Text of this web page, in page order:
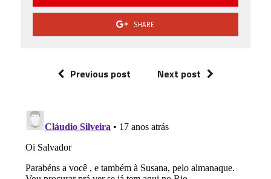
SHARE
Previous post Next post